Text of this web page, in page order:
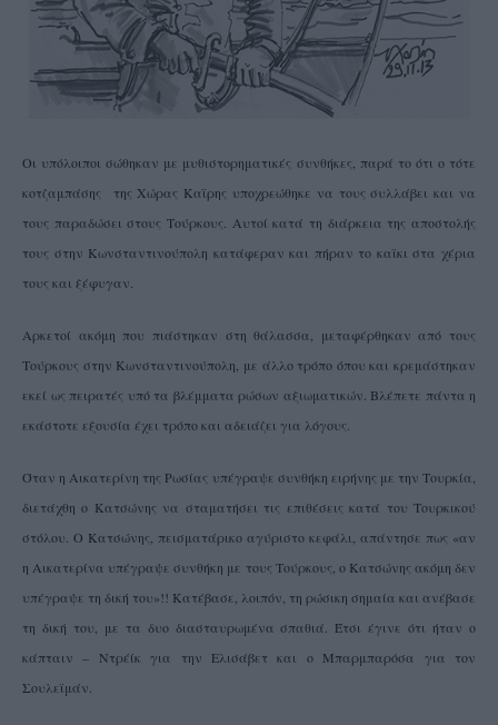
Οι υπόλοιποι σώθηκαν με μυθιστορηματικές συνθήκες, παρά το ότι ο τότε
κοτζαμπάσης της Χώρας Καϊρης υποχρεώθηκε να τους συλλάβει και να
τους παραδώσει στους Τούρκους. Αυτοί κατά τη διάρκεια της αποστολής
τους στην Κωνσταντινούπολη κατάφεραν και πήραν το καϊκι στα χέρια
τους και ξέφυγαν.
Αρκετοί ακόμη που πιάστηκαν στη θάλασσα, μεταφέρθηκαν από τους
Τούρκους στην Κωνσταντινούπολη, με άλλο τρόπο όπου και κρεμάστηκαν
εκεί ως πειρατές υπό τα βλέμματα ρώσων αξιωματικών. Βλέπετε πάντα η
εκάστοτε εξουσία έχει τρόπο και αδειάζει για λόγους.
Όταν η Αικατερίνη της Ρωσίας υπέγραψε συνθήκη ειρήνης με την Τουρκία,
διετάχθη ο Κατσώνης να σταματήσει τις επιθέσεις κατά του Τουρκικού
στόλου. Ο Κατσώνης, πεισματάρικο αγύριστο κεφάλι, απάντησε πως «αν
η Αικατερίνα υπέγραψε συνθήκη με τους Τούρκους, ο Κατσώνης ακόμη δεν
υπέγραψε τη δική του»!! Κατέβασε, λοιπόν, τη ρώσικη σημαία και ανέβασε
τη δική του, με τα δυο διασταυρωμένα σπαθιά. Έτσι έγινε ότι ήταν ο
κάπταιν – Ντρέίκ για την Ελισάβετ και ο Μπαρμπαρόσα για τον
Σουλεϊμάν.